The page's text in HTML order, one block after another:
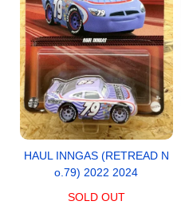
HAUL INNGAS (RETREAD N
o.79) 2022 2024
SOLD OUT